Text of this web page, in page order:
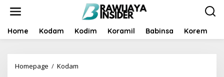
t
Home Kodam Kodim Koramil Babinsa Korem
Homepage / Kodam